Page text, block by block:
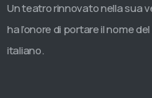
Un teatro rinnovato nella sua
ha l’onore di portare il nome
italiano.